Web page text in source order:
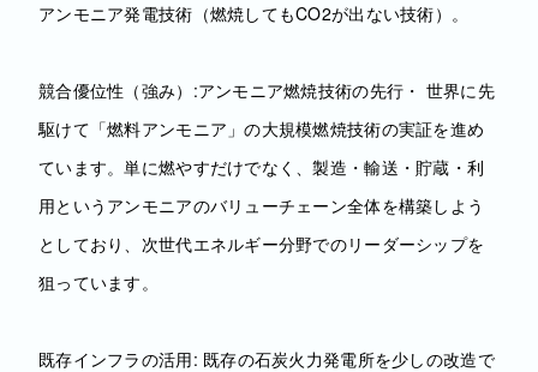
アンモニア発電技術（燃焼してもCO2が出ない技術）。
競合優位性（強み）:アンモニア燃焼技術の先行・ 世界に先
駆けて「燃料アンモニア」の大規模燃焼技術の実証を進め
ています。単に燃やすだけでなく、製造・輸送・貯蔵・利
用というアンモニアのバリューチェーン全体を構築しよう
としており、次世代エネルギー分野でのリーダーシップを
狙っています。
既存インフラの活用: 既存の石炭火力発電所を少しの改造で